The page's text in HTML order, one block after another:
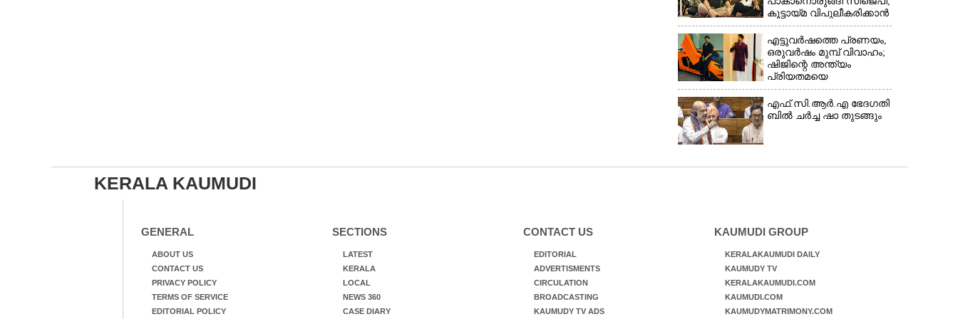
കൂട്ടായ്മ വിപുലീകരിക്കാൻ
ക്യാമ്പയിൻ
എട്ടുവർഷത്തെ പ്രണയം,​
ഒരുവർഷം മുമ്പ് വിവാഹം;
ഷിജിന്റെ അന്ത്യം
പ്രിയതമയെ
ദുബായിലേക്ക്
കൊണ്ടുവരാനുള്ള
ഒരുക്കത്തിനിടെ
എ​ഫ്.​സി.​ആ​ർ.​എ​ ​ഭേ​ദ​ഗ​തി​
​ബിൽ ച​ർ​ച്ച​ ​ഷാ​ ​തുടങ്ങും
KERALA KAUMUDI
GENERAL
ABOUT US
CONTACT US
PRIVACY POLICY
TERMS OF SERVICE
EDITORIAL POLICY
SECTIONS
LATEST
KERALA
LOCAL
NEWS 360
CASE DIARY
CONTACT US
EDITORIAL
ADVERTISMENTS
CIRCULATION
BROADCASTING
KAUMUDY TV ADS
KAUMUDI GROUP
KERALAKAUMUDI DAILY
KAUMUDY TV
KERALAKAUMUDI.COM
KAUMUDI.COM
KAUMUDYMATRIMONY.COM